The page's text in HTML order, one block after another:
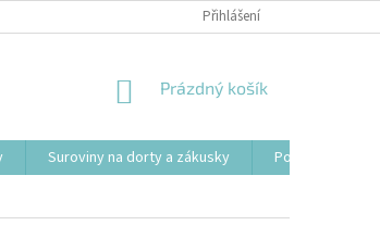
Přihlášení
NÁKUPNÍ
Prázdný košík
Suroviny na dorty a zákusky
Podložky, tácy